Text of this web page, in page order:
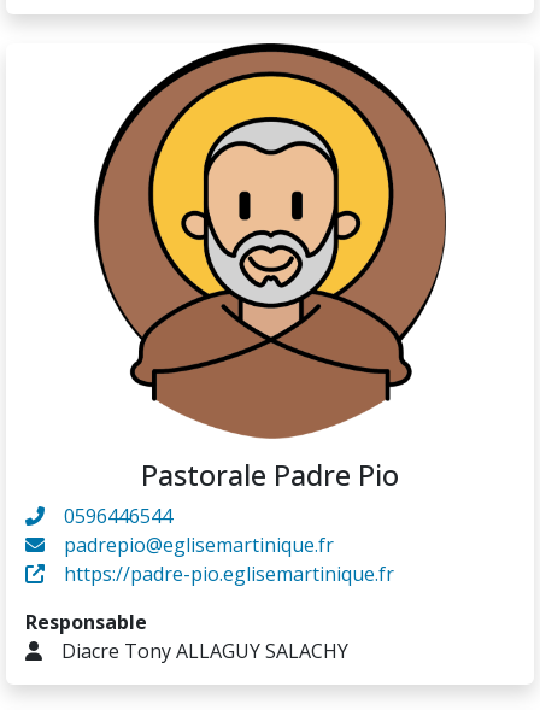
Pastorale Padre Pio
0596446544
padrepio@eglisemartinique.fr
https://padre-pio.eglisemartinique.fr
Responsable
Diacre Tony ALLAGUY SALACHY